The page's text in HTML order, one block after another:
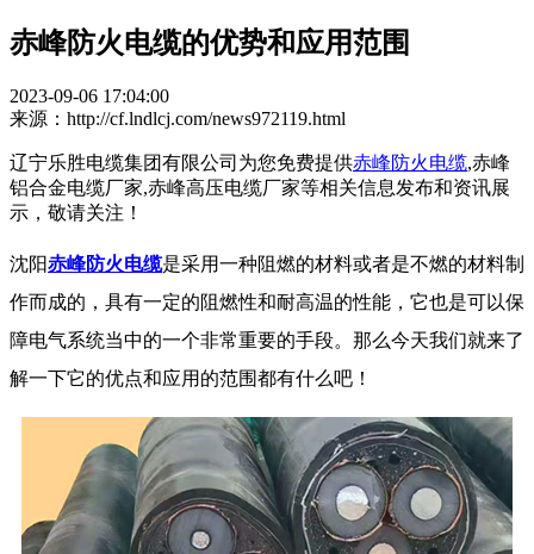
赤峰防火电缆的优势和应用范围
2023-09-06 17:04:00
来源：http://cf.lndlcj.com/news972119.html
辽宁乐胜电缆集团有限公司为您免费提供赤峰防火电缆,赤峰
铝合金电缆厂家,赤峰高压电缆厂家等相关信息发布和资讯展
示，敬请关注！
沈阳赤峰防火电缆是采用一种阻燃的材料或者是不燃的材料制
作而成的，具有一定的阻燃性和耐高温的性能，它也是可以保
障电气系统当中的一个非常重要的手段。那么今天我们就来了
解一下它的优点和应用的范围都有什么吧！